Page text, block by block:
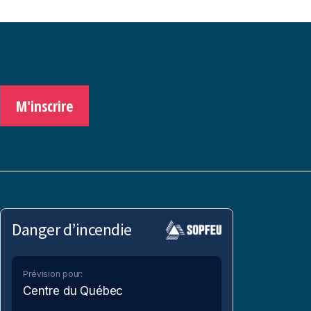
M'inscrire
Danger d’incendie
Prévision pour:
Centre du Québec